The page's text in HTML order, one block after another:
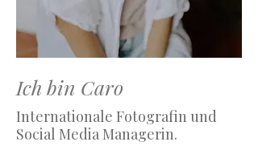
Ich bin Caro
Internationale Fotografin und
Social Media Managerin.